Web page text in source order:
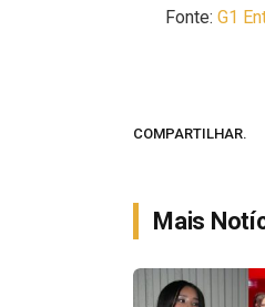
Fonte:G1
COMPARTILHAR.
Mais